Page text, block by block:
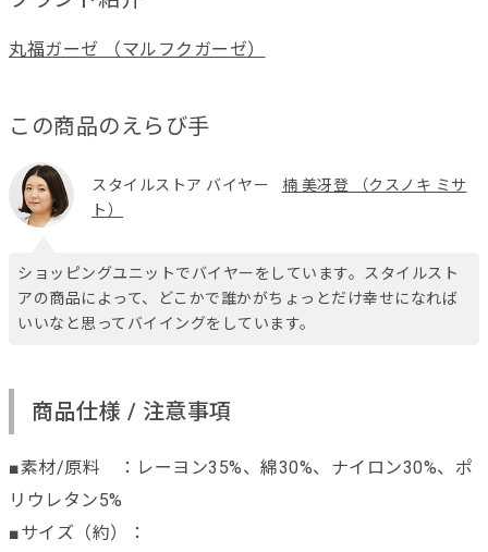
丸福ガーゼ （マルフクガーゼ）
この商品のえらび手
スタイルストア バイヤー
楠 美冴登 （クスノキ ミサ
ト）
ショッピングユニットでバイヤーをしています。スタイルスト
アの商品によって、どこかで誰かがちょっとだけ幸せになれば
いいなと思ってバイイングをしています。
商品仕様 / 注意事項
■素材/原料 ：レーヨン35%、綿30%、ナイロン30%、ポ
リウレタン5%
■サイズ（約）：